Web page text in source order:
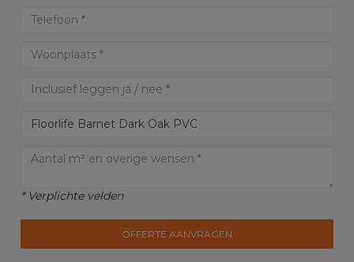
* Verplichte velden
OFFERTE AANVRAGEN